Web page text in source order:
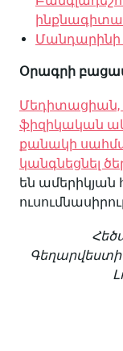
Մանդարինի
Օրագրի
Մեդիտացիան,
ֆիզիկական
քանակի
կանգնեցնել
են ամերիկյան